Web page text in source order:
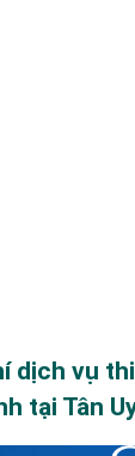
dịch vụ
tại Tân